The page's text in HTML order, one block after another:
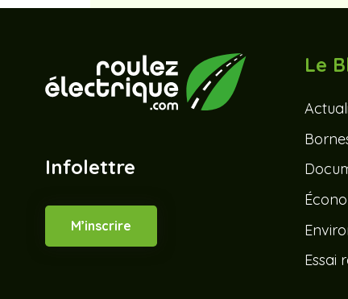
left
blank
Infolettre
M’inscrire
Le
Essai